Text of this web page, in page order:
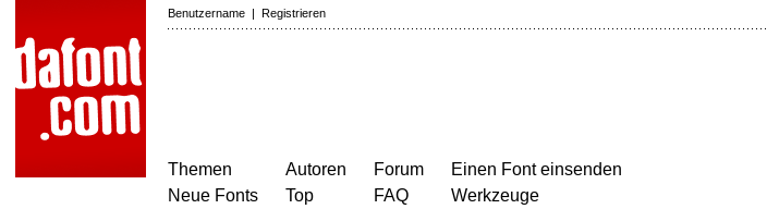
Benutzername | Registrieren
Themen
Neue Fonts
Autoren
Top
Forum
FAQ
Einen Font einsenden
Werkzeuge